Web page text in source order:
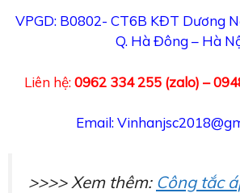
VPGD: B0802- CT6B KĐT Dương
Q. Hà Đông – Hà
Liên hệ:0962 334 255 (zalo) –
Email:
>>>> Xem thêm: Công tắc